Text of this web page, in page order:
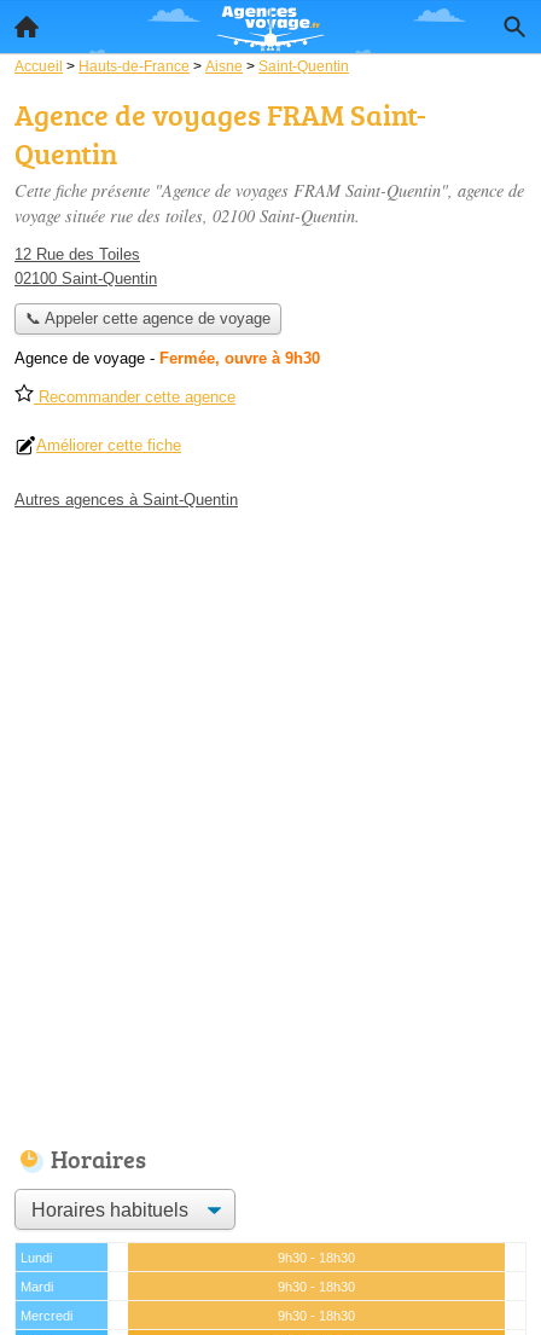
Accueil > Hauts-de-France > Aisne > Saint-Quentin
Agence de voyages FRAM Saint-
Quentin
Cette fiche présente "Agence de voyages FRAM Saint-Quentin", agence de
voyage située rue des toiles, 02100 Saint-Quentin.
12 Rue des Toiles
02100 Saint-Quentin
📞 Appeler cette agence de voyage
Agence de voyage - Fermée, ouvre à 9h30
Recommander cette agence
Améliorer cette fiche
Autres agences à Saint-Quentin
Horaires
Lundi
9h30 - 18h30
Mardi
9h30 - 18h30
Mercredi
9h30 - 18h30